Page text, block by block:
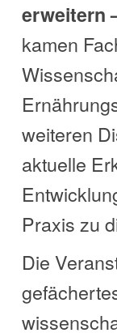
erweitern
kamen
weiteren
aktuelle
Praxis zu
Die